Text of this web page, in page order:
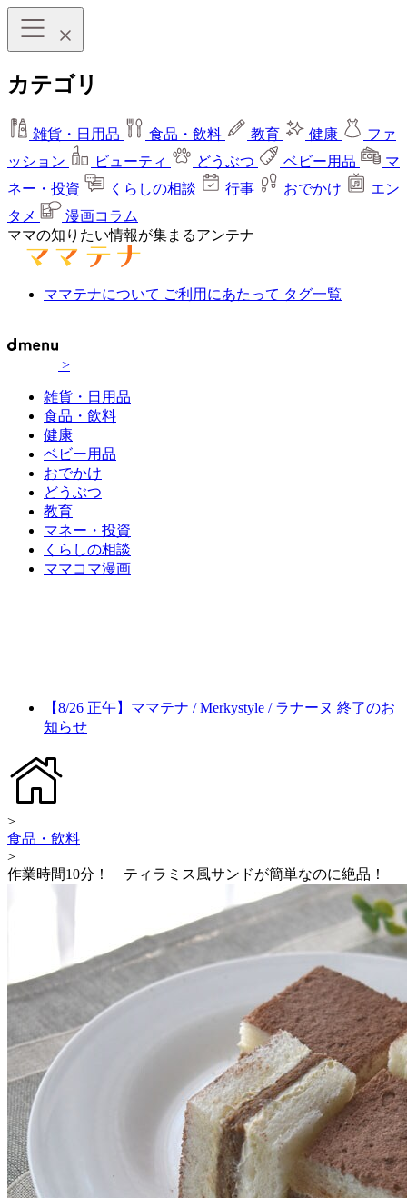
カテゴリ
雑貨・日用品 食品・飲料 教育 健康
ファ
ッション
ビューティ どうぶつ ベビー用品
マ
ネー・投資
くらしの相談 行事 おでかけ
エン
タメ
漫画コラム
ママの知りたい情報が集まるアンテナ
ママテナについて ご利用にあたって タグ一覧
>
雑貨・日用品
食品・飲料
健康
ベビー用品
おでかけ
どうぶつ
教育
マネー・投資
くらしの相談
ママコマ漫画
【8/26 正午】ママテナ / Merkystyle / ラナーヌ 終了のお
知らせ
>
食品・飲料
>
作業時間10分！ ティラミス風サンドが簡単なのに絶品！